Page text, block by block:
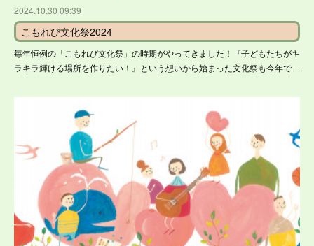
2024.10.30 09:39
こもれび文化祭2024
毎年恒例の「こもれび文化祭」の時期がやってきました！『子どもたちがキ
ラキラ輝ける場所を作りたい！』という想いから始まった文化祭も今年で…